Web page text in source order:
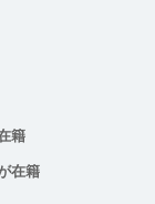
籍
在籍